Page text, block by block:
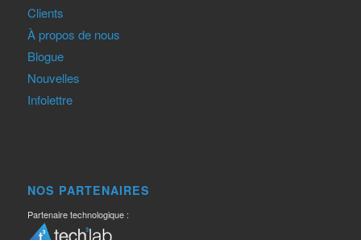
Clients
À propos de nous
Blogue
Nouvelles
Infolettre
NOS PARTENAIRES
Partenaire technologique :